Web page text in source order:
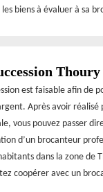
biens à évaluer à sa
est faisable afin
Après avoir
vous pouvez passer
d’un brocanteur
dans la zone
coopérer avec un